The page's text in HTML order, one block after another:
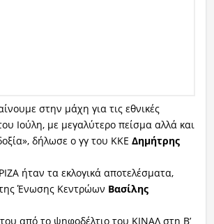
στην μάχη για τις εθνικές
Ιούλη, με μεγαλύτερο πείσμα αλλά και
δήλωσε ο γγ του ΚΚΕ Δημήτρης
ήταν τα εκλογικά αποτελέσματα,
Ένωσης Κεντρώων Βασίλης
από το ψηφοδέλτιο του ΚΙΝΑΛ στη Β’